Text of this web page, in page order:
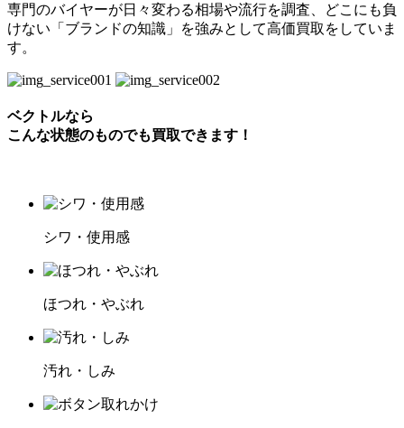
専門のバイヤーが日々変わる相場や流行を調査、どこにも負
けない「ブランドの知識」を強みとして高価買取をしていま
す。
ベクトルなら
こんな状態のものでも買取できます！
シワ・使用感
ほつれ・やぶれ
汚れ・しみ